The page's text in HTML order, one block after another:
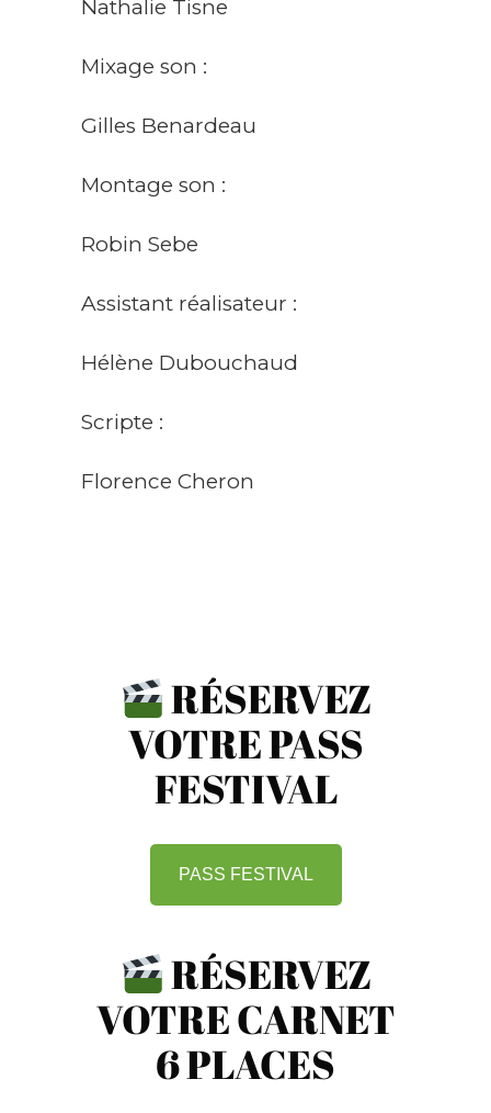
Nathalie Tisne
Mixage son :
Gilles Benardeau
Montage son :
Robin Sebe
Assistant réalisateur :
Hélène Dubouchaud
Scripte :
Florence Cheron
RÉSERVEZ
VOTRE PASS
FESTIVAL
PASS FESTIVAL
RÉSERVEZ
VOTRE CARNET
6 PLACES